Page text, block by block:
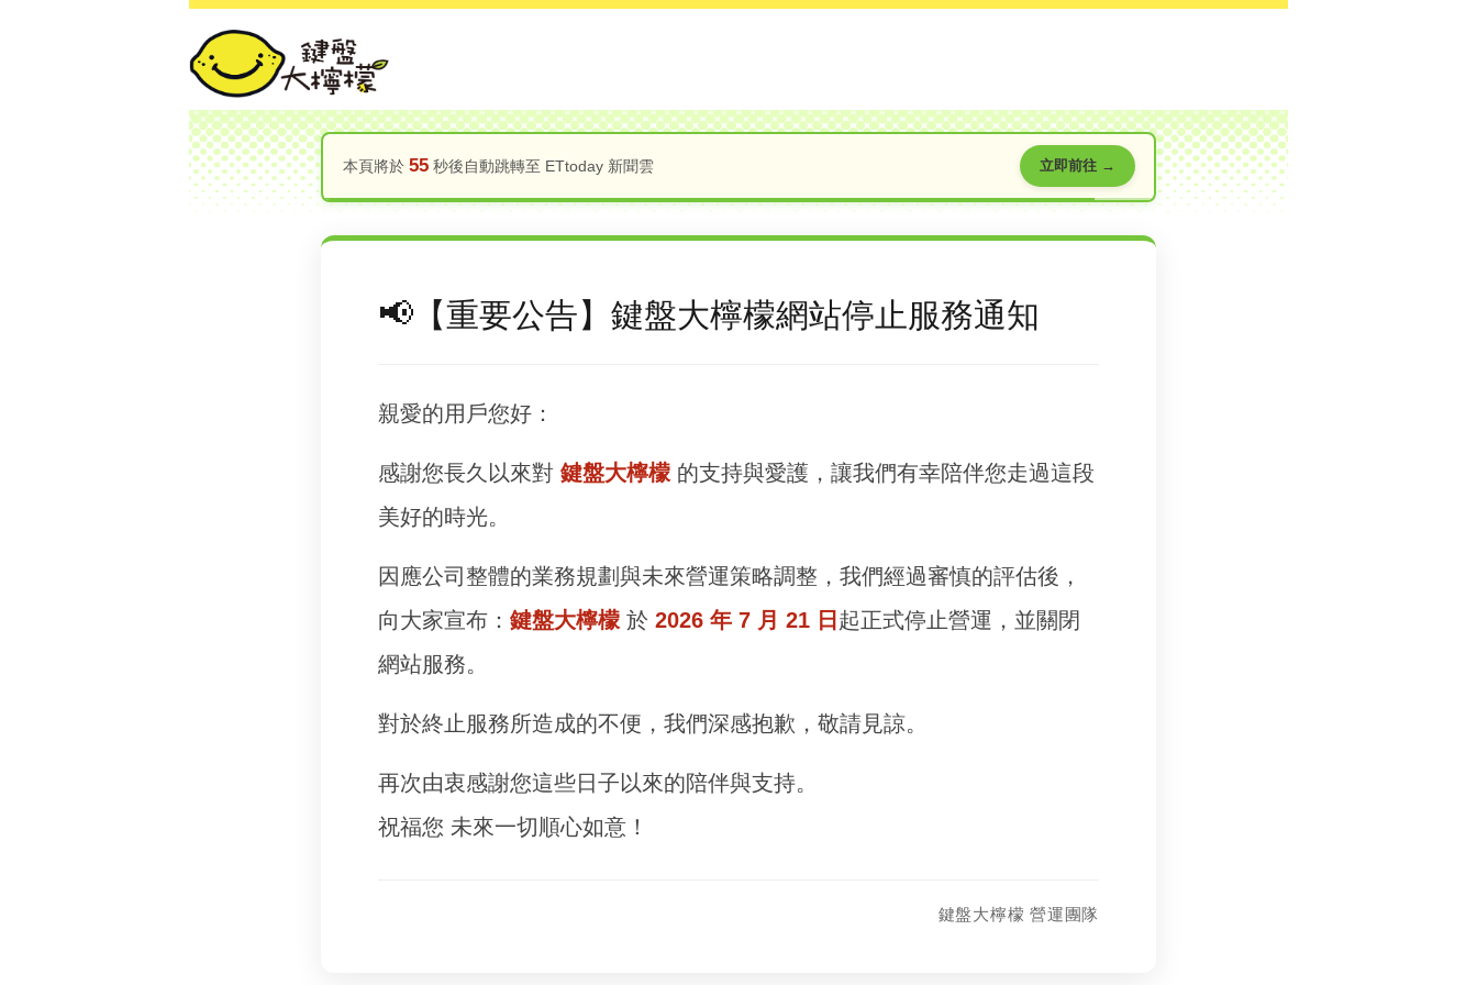
本頁將於 55秒後自動跳轉至 ETtoday 新聞雲 立即前往 →
【重要公告】鍵盤大檸檬網站停止服務通知
親愛的用戶您好：
感謝您長久以來對 鍵盤大檸檬 的支持與愛護，讓我們有幸陪伴您走過這段
美好的時光。
因應公司整體的業務規劃與未來營運策略調整，我們經過審慎的評估後，
向大家宣布： 鍵盤大檸檬 於 2026 年 7 月 21 日 起正式停止營運，並關閉
網站服務。
對於終止服務所造成的不便，我們深感抱歉，敬請見諒。
再次由衷感謝您這些日子以來的陪伴與支持。
祝福您 未來一切順心如意！
鍵盤大檸檬 營運團隊